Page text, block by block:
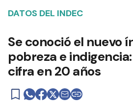
DATOS DEL INDEC
Se conoció el nuevo
pobreza e
cifra en 20 años